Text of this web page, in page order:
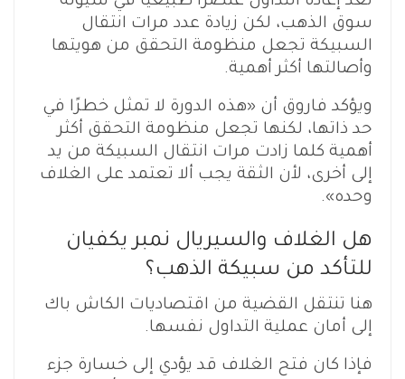
سوق الذهب، لكن زيادة عدد مرات انتقال
السبيكة تجعل منظومة التحقق من هويتها
وأصالتها أكثر أهمية.
ويؤكد فاروق أن «هذه الدورة لا تمثل خطرًا في
حد ذاتها، لكنها تجعل منظومة التحقق أكثر
أهمية كلما زادت مرات انتقال السبيكة من يد
إلى أخرى، لأن الثقة يجب ألا تعتمد على الغلاف
وحده».
هل الغلاف والسيريال نمبر يكفيان
للتأكد من سبيكة الذهب؟
هنا تنتقل القضية من اقتصاديات الكاش باك
إلى أمان عملية التداول نفسها.
فإذا كان فتح الغلاف قد يؤدي إلى خسارة جزء